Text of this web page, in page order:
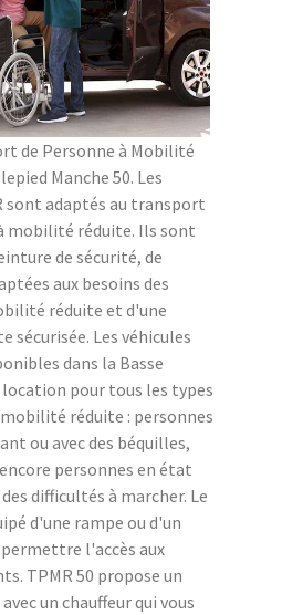
de Personne à Mobilité
Manche 50. Les
sont adaptés au transport
mobilité réduite. Ils sont
de sécurité, de
aux besoins des
réduite et d'une
sécurisée. Les véhicules
dans la Basse
pour tous les types
réduite : personnes
ou avec des béquilles,
personnes en état
difficultés à marcher. Le
d'une rampe ou d'un
l'accès aux
TPMR 50 propose un
un chauffeur qui vous